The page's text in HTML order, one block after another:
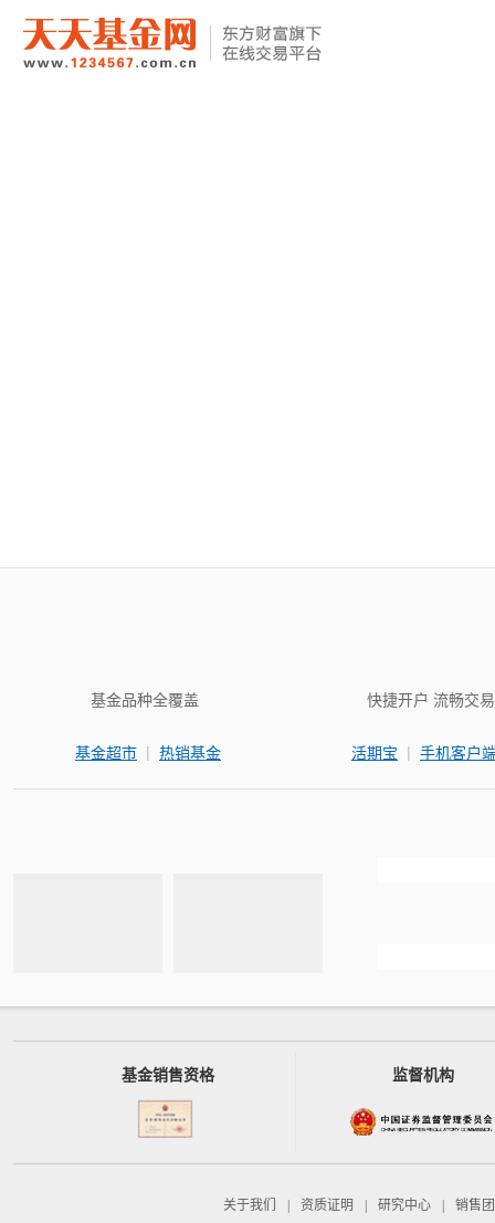
基金品种全覆盖
基金超市 | 热销基金
快捷开户 流畅交易
活期宝 | 手机客户
基金销售资格 监督机构
关于我们 资质证明 研究中心
销售